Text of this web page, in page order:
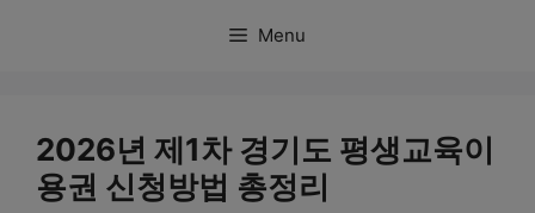
Menu
2026년 제1차 경기도 평생교육이
용권 신청방법 총정리